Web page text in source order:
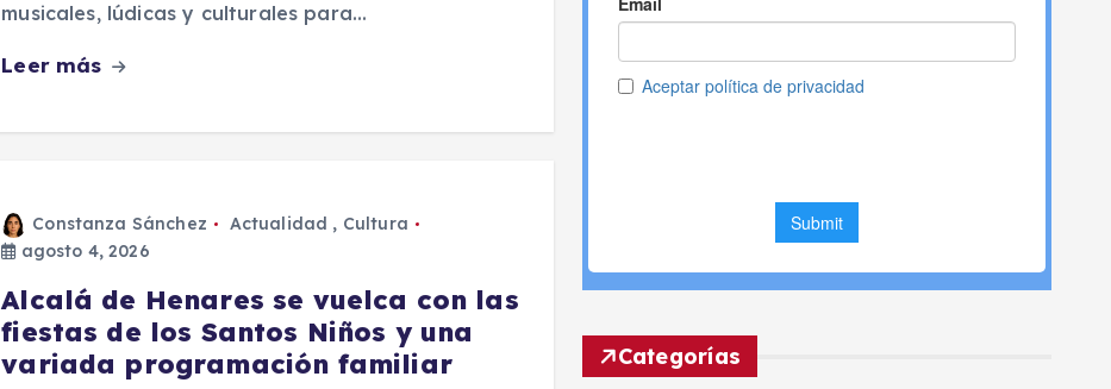
musicales, lúdicas y culturales para…
Leer más
Constanza Sánchez Actualidad , Cultura
agosto 4, 2026
Alcalá de Henares se vuelca con las
fiestas de los Santos Niños y una
variada programación familiar
Categorías